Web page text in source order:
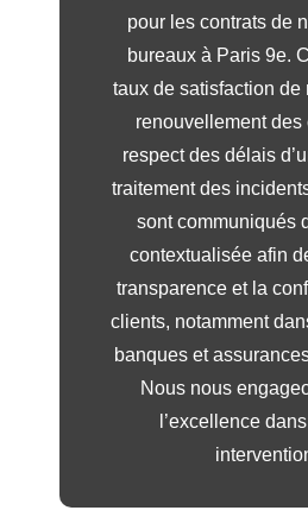
pour les contrats de
bureaux à Paris 9e.
taux de satisfaction de
renouvellement des
respect des délais
traitement des
sont communiqués
contextualisée afin
transparence et la
clients, notamment
banques et
Nous nous
l’excellence